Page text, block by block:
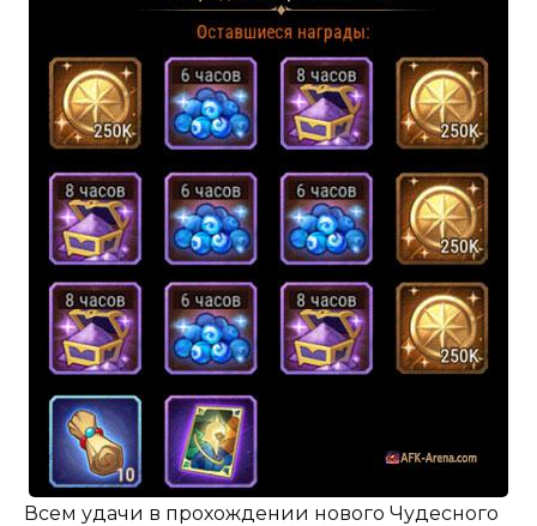
Всем удачи в прохождении нового Чудесного